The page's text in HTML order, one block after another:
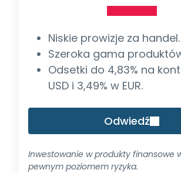
Niskie prowizje za handel.
Szeroka gama
Odsetki do 4,83% na
USD i 3,49% w EUR.
Odwiedź
Inwestowanie w produkty finansowe
pewnym poziomem ryzyka.